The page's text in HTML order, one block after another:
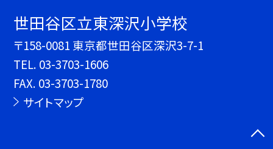
世田谷区立東深沢小学校
〒158-0081 東京都世田谷区深沢3-7-1
TEL. 03-3703-1606
FAX. 03-3703-1780
サイトマップ